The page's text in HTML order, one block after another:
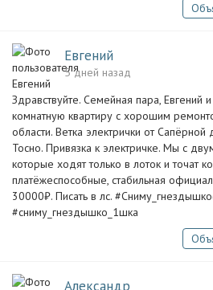
Евгений
5 дней назад
Здравствуйте. Семейная пара, Евгений
комнатную квартиру с хорошим
области. Ветка электрички от
Тосно. Привязка к электричке. Мы с
которые ходят только в лоток и точат
платёжеспособные, стабильная
30000₽. Писать в лс.
#сниму_гнездышко_1шка
Александр